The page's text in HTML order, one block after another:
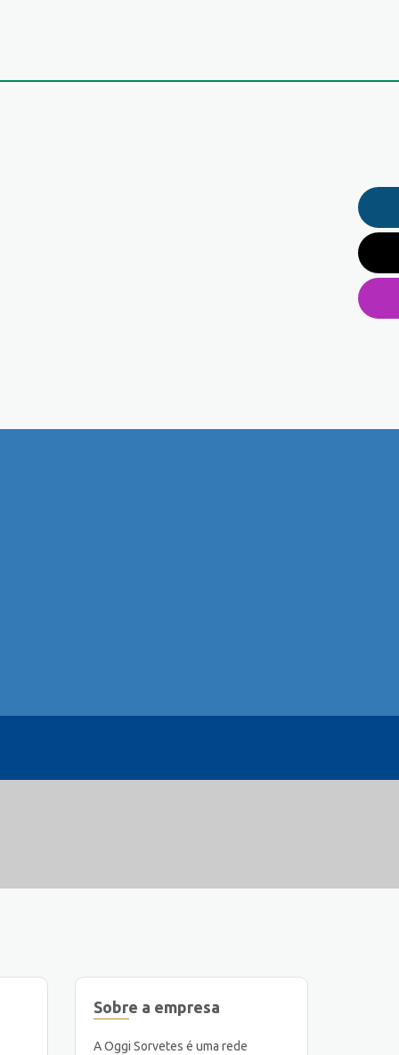
Sobre a empresa
A Oggi Sorvetes é uma rede